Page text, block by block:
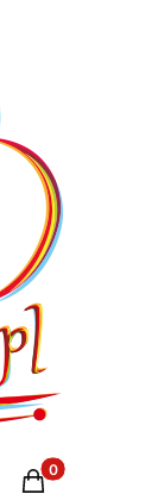
Produkty w